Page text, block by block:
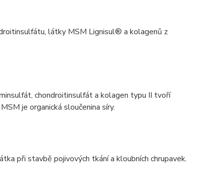
látky MSM Lignisul® a kolagenů z
chondroitinsulfát a kolagen typu II tvoří
je organická sloučenina síry.
při stavbě pojivových tkání a kloubních chrupavek.